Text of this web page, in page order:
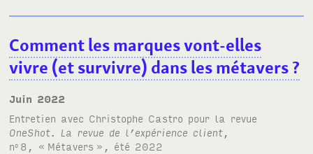
Comment les marques vont-elles
vivre (et survivre) dans les métavers?
juin 2022
Entretien avec Christophe Castro pour la revue
OneShot. La revue de l’expérience client,
no 8, « Métavers », été 2022